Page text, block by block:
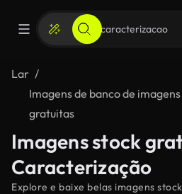
Lar
Imagens de banco de imagens
gratuitas
Imagens stock
Caracterização
Explore e baixe belas imagens